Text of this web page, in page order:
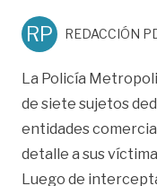
RP REDACCIÓN
La Policía
de siete sujetos
entidades
detalle a sus
Luego de